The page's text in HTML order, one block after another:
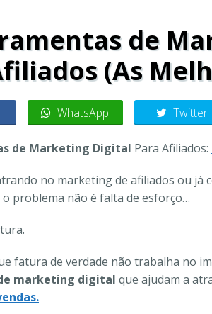
de
(As
WhatsApp Twitter
de Marketing Digital Para Afiliados:
no marketing de afiliados ou já
problema não é falta de esforço…
fatura de verdade não trabalha no
marketing digital que ajudam a